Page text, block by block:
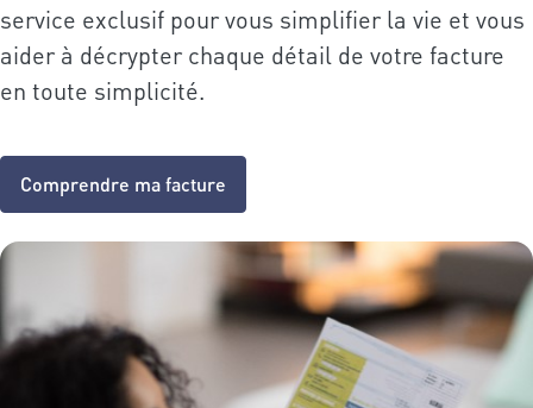
service exclusif pour vous simplifier la vie et vous
aider à décrypter chaque détail de votre facture
en toute simplicité.
Comprendre ma facture